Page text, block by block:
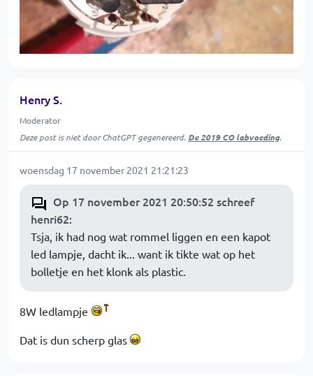
Henry S.
Moderator
Deze post is niet door ChatGPT gegenereerd. De 2019 CO labvoeding.
woensdag 17 november 2021 21:21:23
Op 17 november 2021 20:50:52 schreef
henri62:
Tsja, ik had nog wat rommel liggen en een kapot
led lampje, dacht ik... want ik tikte wat op het
bolletje en het klonk als plastic.
8W ledlampje
Dat is dun scherp glas